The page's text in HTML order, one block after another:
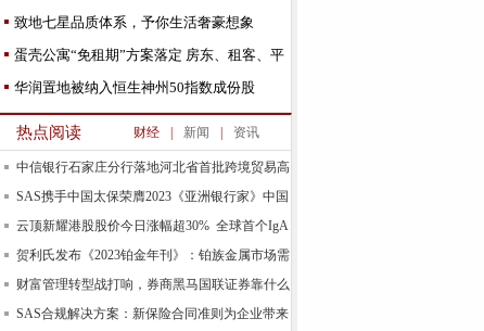
封顶
致地七星品质体系，予你生活奢豪想象
蛋壳公寓“免租期”方案落定 房东、租客、平
台三方实
华润置地被纳入恒生神州50指数成份股
热点阅读 财经 新闻 资讯
中信银行石家庄分行落地河北省首批跨境贸易高
水平
SAS携手中国太保荣膺2023《亚洲银行家》中国
合规
云顶新耀港股股价今日涨幅超30% 全球首个IgA
肾
贺利氏发布《2023铂金年刊》：铂族金属市场需
求预计
财富管理转型战打响，券商黑马国联证券靠什么
领跑基
SAS合规解决方案：新保险合同准则为企业带来